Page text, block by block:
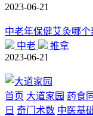
2023-06-21
中老年保健艾灸哪
中老
推拿
2023-06-21
首页 大道家园 药食
日 奇门术数 中医基